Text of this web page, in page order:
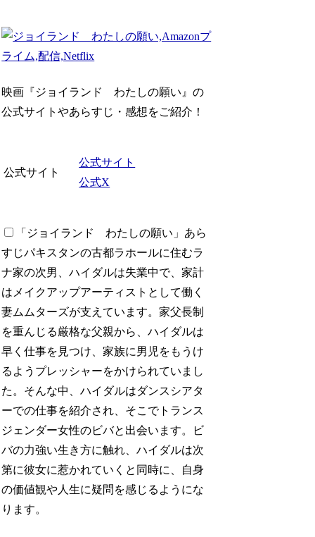
映画『ジョイランド わたしの願い』の
公式サイトやあらすじ・感想をご紹介！
公式サイト
公式サイト
公式X
「ジョイランド わたしの願い」あら
すじパキスタンの古都ラホールに住むラ
ナ家の次男、ハイダルは失業中で、家計
はメイクアップアーティストとして働く
妻ムムターズが支えています。家父長制
を重んじる厳格な父親から、ハイダルは
早く仕事を見つけ、家族に男児をもうけ
るようプレッシャーをかけられていまし
た。そんな中、ハイダルはダンスシアタ
ーでの仕事を紹介され、そこでトランス
ジェンダー女性のビバと出会います。ビ
バの力強い生き方に触れ、ハイダルは次
第に彼女に惹かれていくと同時に、自身
の価値観や人生に疑問を感じるようにな
ります。